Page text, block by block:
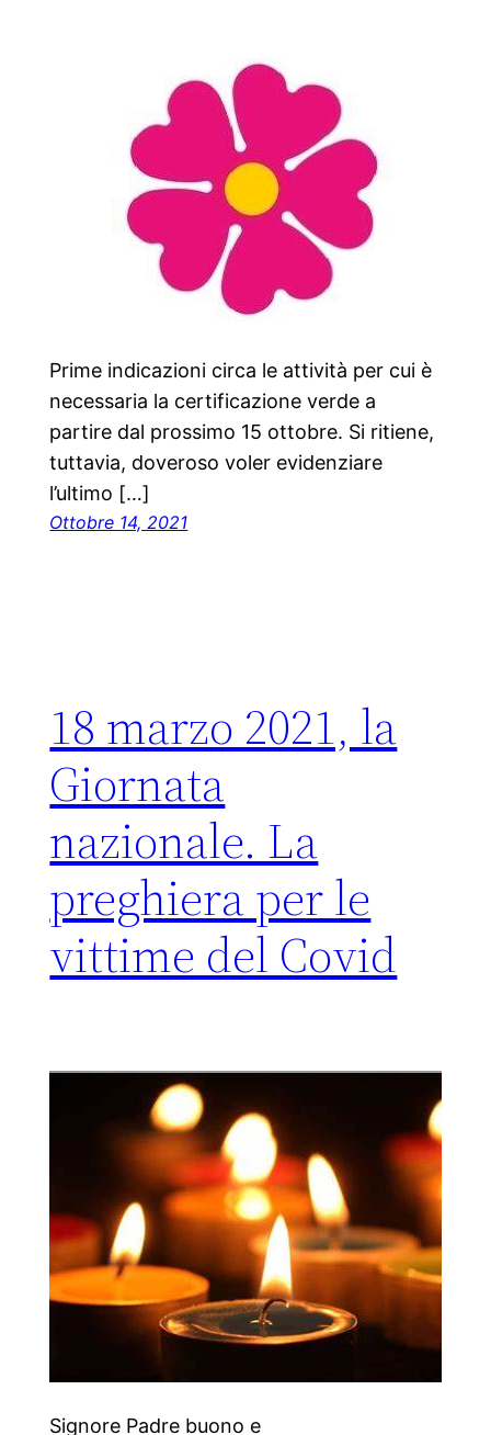
Prime indicazioni circa le attività per cui è
necessaria la certificazione verde a
partire dal prossimo 15 ottobre. Si ritiene,
tuttavia, doveroso voler evidenziare
l’ultimo […]
Ottobre 14, 2021
18 marzo 2021, la
Giornata
nazionale. La
preghiera per le
vittime del Covid
Signore Padre buono e